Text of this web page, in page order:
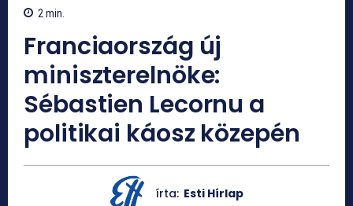
2min.
Franciaország új
miniszterelnöke:
Sébastien Lecornu a
politikai káosz közepén
írta: Esti Hírlap